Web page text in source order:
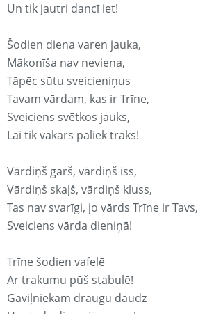
Un tik jautri dancī iet!
Šodien diena varen jauka,
Mākonīša nav neviena,
Tāpēc sūtu sveicieniņus
Tavam vārdam, kas ir Trīne,
Sveiciens svētkos jauks,
Lai tik vakars paliek traks!
Vārdiņš garš, vārdiņš īss,
Vārdiņš skaļš, vārdiņš kluss,
Tas nav svarīgi, jo vārds Trīne ir Tavs,
Sveiciens vārda dieniņā!
Trīne šodien vafelē
Ar trakumu pūš stabulē!
Gaviļniekam draugu daudz